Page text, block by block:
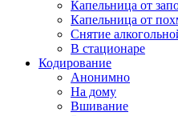
Капельница от
Капельница от
Снятие
В стационаре
Кодирование
Анонимно
На дому
Вшивание